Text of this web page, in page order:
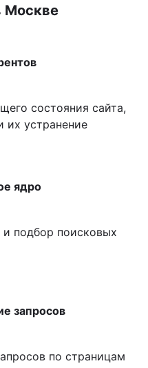
Москве
состояния сайта,
их устранение
ядро
подбор поисковых
запросов
по страницам